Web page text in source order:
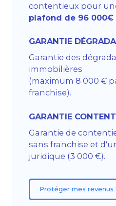
contentieux pour
plafond de 96 000€
GARANTIE
Garantie des
immobilières
(maximum 8 000 €
franchise).
GARANTIE
Garantie de
sans franchise et
juridique (3 000 €).
Protéger mes revenus